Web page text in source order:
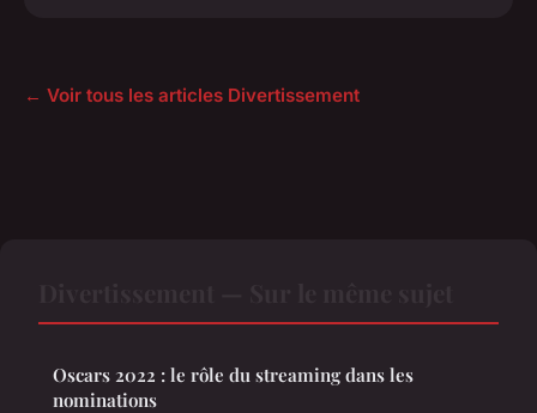
← Voir tous les articles Divertissement
Oscars 2022 : le rôle du streaming dans les
nominations